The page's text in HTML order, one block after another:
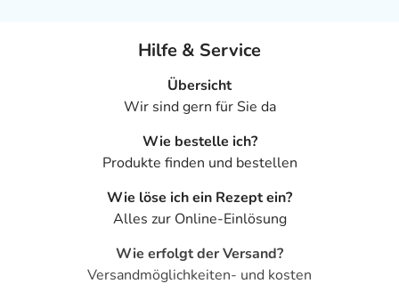
Hilfe & Service
Übersicht
Wir sind gern für Sie da
Wie bestelle ich?
Produkte finden und bestellen
Wie löse ich ein Rezept ein?
Alles zur Online-Einlösung
Wie erfolgt der Versand?
Versandmöglichkeiten- und kosten